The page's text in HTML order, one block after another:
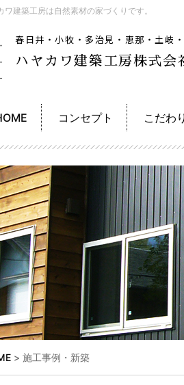
建築工房は自然素材の家づくりです。
春日井・小牧・多治見・恵那・土岐
ハヤカワ建築工房株式会
コンセプト こだわり
> 施工事例・新築